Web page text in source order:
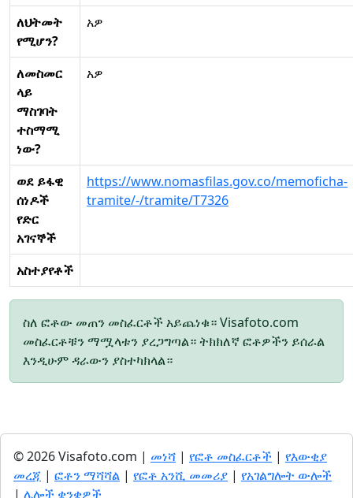
ለህትመት
የሚሆን?
አዎ
ለመስመር
ላይ
ማስገባት
ተስማሚ
ነው?
አዎ
ወደ ይፋዊ
ሰነዶች
የድር
አገናኞች
https://www.nomasfilas.gov.co/memoficha-
tramite/-/tramite/T7326
አስተያየቶች
ስለ ፎቶው መጠን መስፈርቶች አይጨነቁ። Visafoto.com
መስፈርቶቹን ማሟላቱን ያረጋግጣል። ትክክለኛ ፎቶዎችን ይሰራል
እንዲሁም ዳራውን ያስተካክላል።
© 2026 Visafoto.com | መነሻ | የፎቶ መስፈርቶች | የእውቂያ
መረጃ | ፎቶን ማሻሻል | የፎቶ አንሺ መመሪያ | የአገልግሎት ውሎች
| ሌሎች ቋንቋዎች